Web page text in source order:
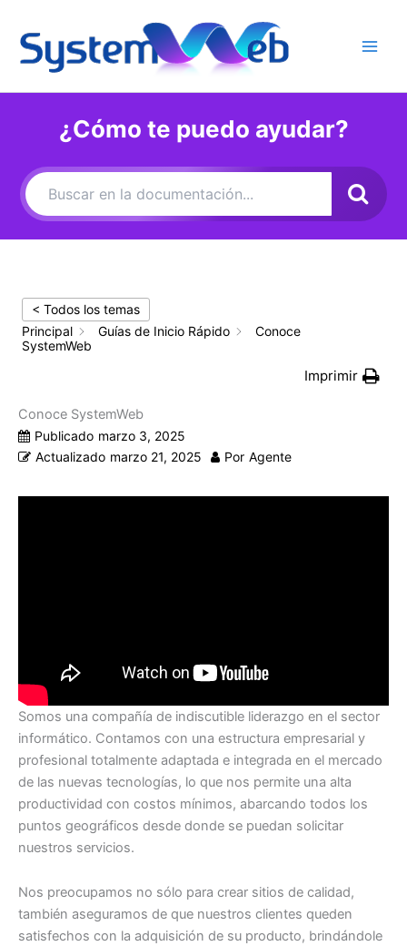
contenido
¿Cómo te puedo ayudar?
< Todos los temas
Principal
Guías de Inicio Rápido
Conoce
SystemWeb
Imprimir
Conoce SystemWeb
Publicado marzo 3, 2025
Actualizado marzo 21, 2025 Por Agente
Somos una compañía de indiscutible liderazgo en el sector
informático. Contamos con una estructura empresarial y
profesional totalmente adaptada e integrada en el mercado
de las nuevas tecnologías, lo que nos permite una alta
productividad con costos mínimos, abarcando todos los
puntos geográficos desde donde se puedan solicitar
nuestros servicios.
Nos preocupamos no sólo para crear sitios de calidad,
también aseguramos de que nuestros clientes queden
satisfechos con la adquisición de su producto, brindándole